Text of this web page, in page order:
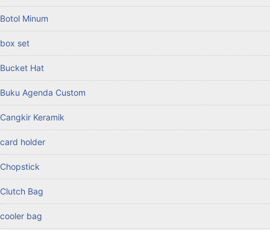
Botol Minum
box set
Bucket Hat
Buku Agenda Custom
Cangkir Keramik
card holder
Chopstick
Clutch Bag
cooler bag